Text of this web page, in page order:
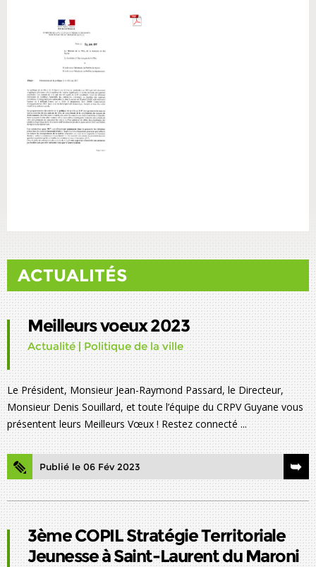
ACTUALITÉS
Meilleurs voeux 2023
Actualité | Politique de la ville
Le Président, Monsieur Jean-Raymond Passard, le Directeur,
Monsieur Denis Souillard, et toute l’équipe du CRPV Guyane vous
présentent leurs Meilleurs Vœux ! Restez connecté ...
Publié le 06 Fév 2023
3ème COPIL Stratégie Territoriale
Jeunesse à Saint-Laurent du Maroni